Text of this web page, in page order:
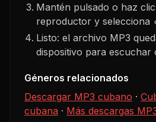
Mantén pulsado o haz
reproductor y selecciona
Listo: el archivo MP3
dispositivo para escuchar
Géneros relacionados
Descargar MP3 cubano ·
cubana · Más descargas